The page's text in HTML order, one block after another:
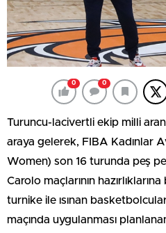
0 0
Turuncu-lacivertli ekip milli
araya gelerek, FIBA Kadınlar
Women) son 16 turunda peş
Carolo maçlarının
turnike ile ısınan
maçında uygulanması